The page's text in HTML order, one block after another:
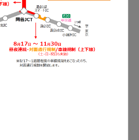
日時以外はリニューアル工事にともなう交通規制はおこ
日（土）の予備日の期間中に交通規制をおこなう場合は、
工事期間を変更する場合があります。
アル工事とは別に工事規制をおこなう場合があります。
伴い車線が減少している箇所では、追突
触する事故が発生するおそれがありま
あとは、早めの車線変更をお願いいたし